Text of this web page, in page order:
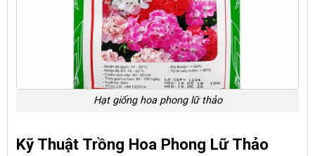
Hạt giống hoa phong lữ thảo
Kỹ Thuật Trồng Hoa Phong Lữ Thảo